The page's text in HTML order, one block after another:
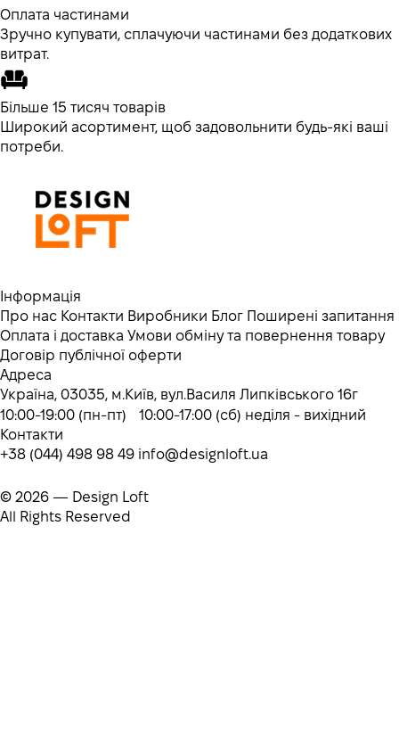
Оплата частинами
Зручно купувати, сплачуючи частинами без додаткових
витрат.
Більше 15 тисяч товарів
Широкий асортимент, щоб задовольнити будь-які ваші
потреби.
Інформація
Про нас Контакти Виробники Блог Поширені запитання
Оплата і доставка Умови обміну та повернення товару
Договір публічної оферти
Адреса
Україна, 03035, м.Київ, вул.Василя Липківського 16г
10:00-19:00 (пн-пт) 10:00-17:00 (сб) неділя - вихідний
Контакти
+38 (044) 498 98 49 info@designloft.ua
© 2026 — Design Loft
All Rights Reserved